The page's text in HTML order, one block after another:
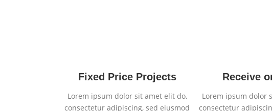
Fixed Price Projects
Lorem ipsum dolor sit amet elit do,
consectetur adipiscing, sed eiusmod
Receive
Lorem ipsum dolor
consectetur